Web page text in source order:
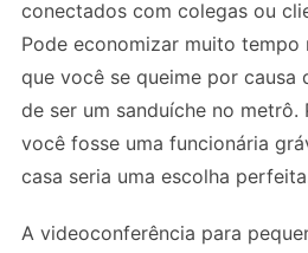
conectados com colegas ou
Pode economizar muito tempo
que você se queime por causa
de ser um sanduíche no metrô.
você fosse uma funcionária
casa seria uma escolha
A videoconferência para